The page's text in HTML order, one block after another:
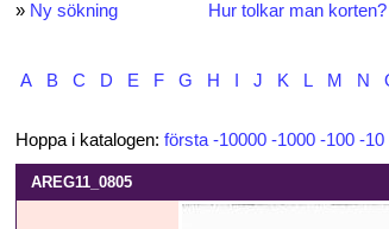
» Ny sökning Hur tolkar man korten?
A B C D E F G H J K L M N
Hoppa i katalogen: första -10000 -1000 -100 -10
AREG11_0805